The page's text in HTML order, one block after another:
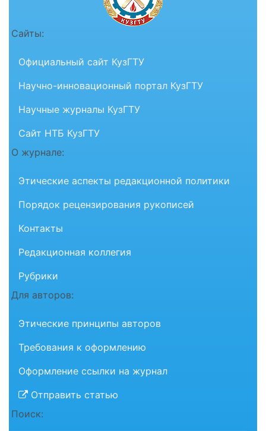
Сайты:
Официальный сайт КузГТУ
Научно-инновационный портал КузГТУ
Научные журналы КузГТУ
Сайт НТБ КузГТУ
О журнале:
Этические аспекты редакционной политики
Порядок рецензирования рукописей
Контакты
Редакционная коллегия
Рубрики
Для авторов:
Этические принципы авторов
Требования к оформлению
Оформление ссылки на журнал
Отправить статью
Поиск: